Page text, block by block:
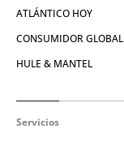
ATLÁNTICO HOY
CONSUMIDOR GLOBAL
HULE & MANTEL
Servicios